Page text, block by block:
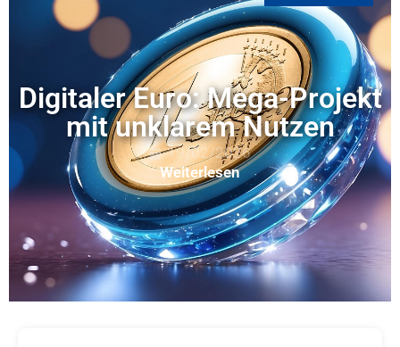
Digitaler Euro: Mega-Projekt
mit unklarem Nutzen
19/02/2026
Weiterlesen